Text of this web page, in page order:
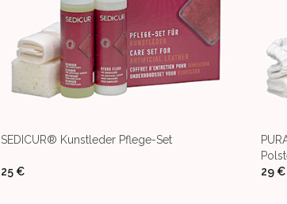
SEDICUR® Kunstleder Pflege-Set
25 €
29 €